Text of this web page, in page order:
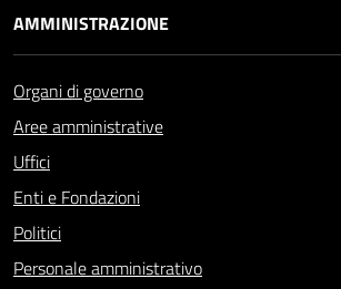
AMMINISTRAZIONE
Organi di governo
Aree amministrative
Uffici
Enti e Fondazioni
Politici
Personale amministrativo